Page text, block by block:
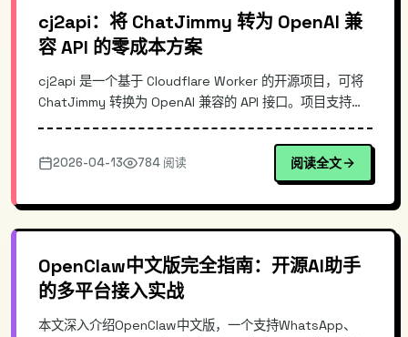
cj2api：将 ChatJimmy 转为 OpenAI 兼
容 API 的零成本方案
cj2api 是一个基于 Cloudflare Worker 的开源项目，可将
ChatJimmy 转换为 OpenAI 兼容的 API 接口。项目支持流
有调用 OpenAI API 经验的开发者，使用 cj2api 可以无感切
换到 ChatJimmy，无需修改代码即可完成迁移。本文详解
2026-04-13 784 阅读 阅读全文
OpenClaw中文版完全指南：开源AI助手
的多平台接入实战
本文深入介绍OpenClaw中文版，一个支持WhatsApp、